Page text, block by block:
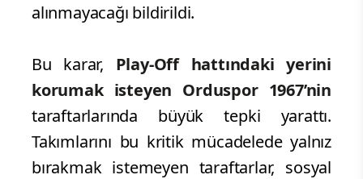
alınmayacağı bildirildi.
Bu karar, Play-Off hattındaki yerini
korumak isteyen Orduspor 1967’nin
taraftarlarında büyük tepki yarattı.
Takımlarını bu kritik mücadelede yalnız
bırakmak istemeyen taraftarlar, sosyal